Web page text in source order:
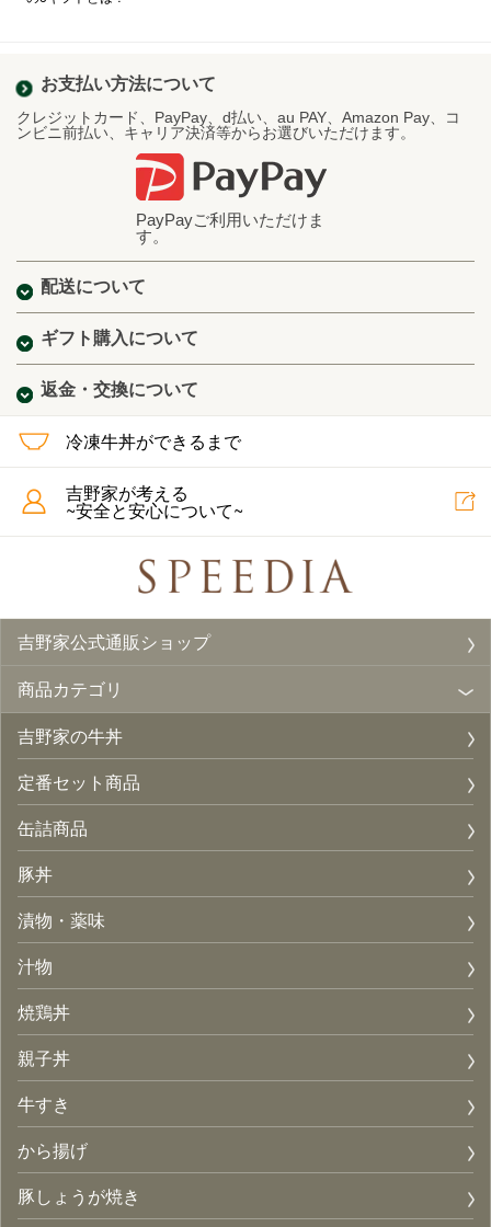
お支払い方法について
クレジットカード、PayPay、d払い、au PAY、Amazon Pay、コ
ンビニ前払い、キャリア決済等からお選びいただけます。
PayPayご利用いただけま
す。
配送について
ギフト購入について
返金・交換について
冷凍牛丼ができるまで
吉野家が考える
~安全と安心について~
吉野家公式通販ショップ
商品カテゴリ
吉野家の牛丼
定番セット商品
缶詰商品
豚丼
漬物・薬味
汁物
焼鶏丼
親子丼
牛すき
から揚げ
豚しょうが焼き